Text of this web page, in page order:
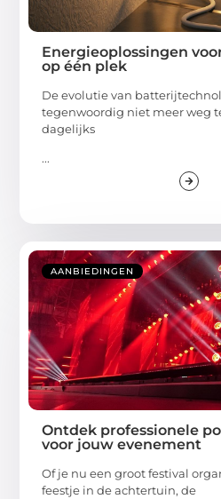
Energieoplossingen
op één plek
De evolutie van
tegenwoordig niet meer weg
dagelijks
...
AANBIEDINGEN
Ontdek professionele
voor jouw evenement
Of je nu een groot festival
feestje in de achtertuin, de